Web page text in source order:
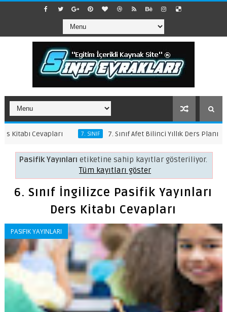
7. SINIF 7. Sınıf Afet Bilinci Yıllık Ders Planı 6. SINIF 6.
Pasifik Yayınları etiketine sahip kayıtlar gösteriliyor.
Tüm kayıtları göster
6. Sınıf İngilizce Pasifik Yayınları
Ders Kitabı Cevapları
PASIFIK YAYINLARI